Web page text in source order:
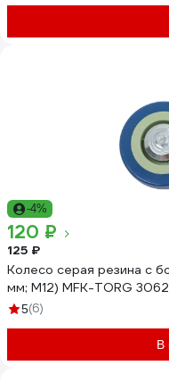
-4%
120 ₽
125 ₽
Колесо серая резина с
мм; М12) MFK-TORG
5(6)
В